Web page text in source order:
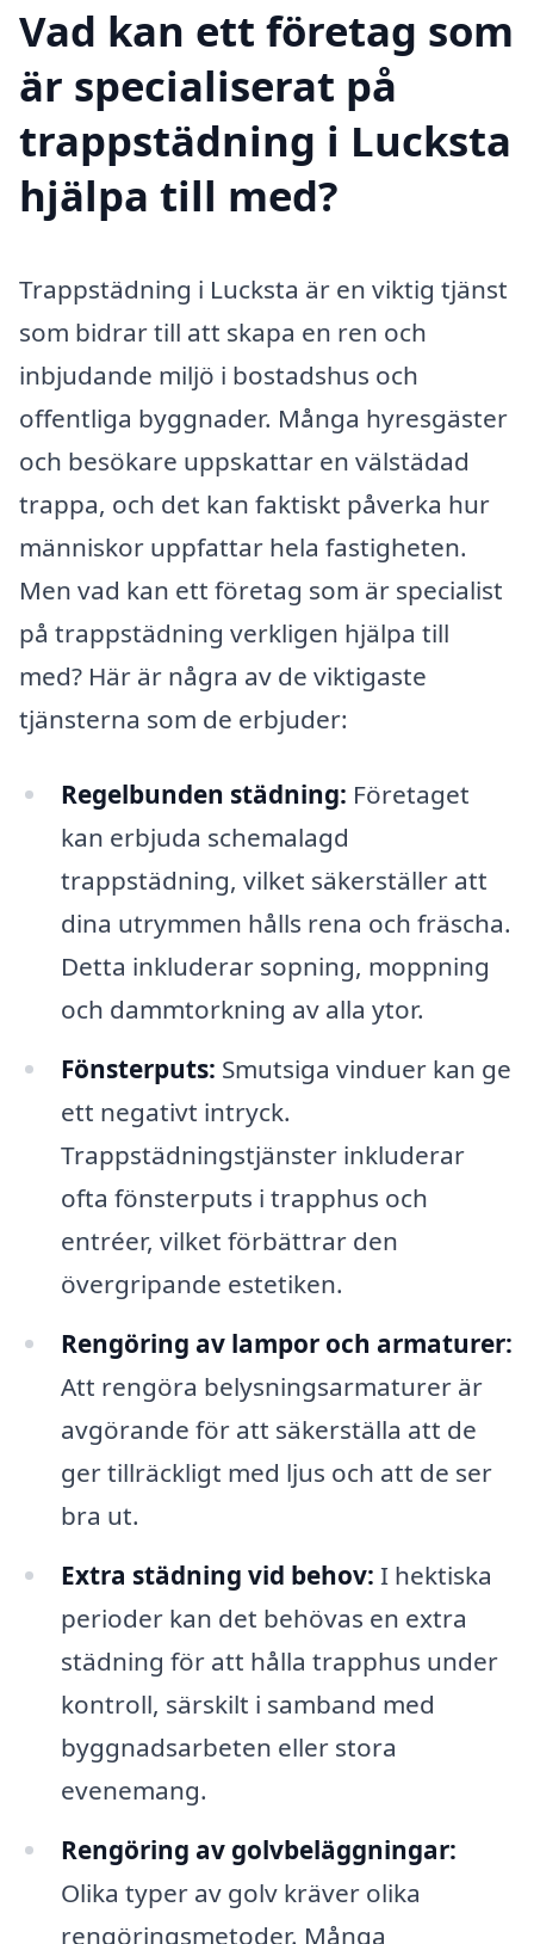
Vad kan ett företag som
är specialiserat på
trappstädning i Lucksta
hjälpa till med?
Trappstädning i Lucksta är en viktig tjänst
som bidrar till att skapa en ren och
inbjudande miljö i bostadshus och
offentliga byggnader. Många hyresgäster
och besökare uppskattar en välstädad
trappa, och det kan faktiskt påverka hur
människor uppfattar hela fastigheten.
Men vad kan ett företag som är specialist
på trappstädning verkligen hjälpa till
med? Här är några av de viktigaste
tjänsterna som de erbjuder:
Regelbunden städning: Företaget
kan erbjuda schemalagd
trappstädning, vilket säkerställer att
dina utrymmen hålls rena och fräscha.
Detta inkluderar sopning, moppning
och dammtorkning av alla ytor.
Fönsterputs: Smutsiga vinduer kan ge
ett negativt intryck.
Trappstädningstjänster inkluderar
ofta fönsterputs i trapphus och
entréer, vilket förbättrar den
övergripande estetiken.
Rengöring av lampor och armaturer:
Att rengöra belysningsarmaturer är
avgörande för att säkerställa att de
ger tillräckligt med ljus och att de ser
bra ut.
Extra städning vid behov: I hektiska
perioder kan det behövas en extra
städning för att hålla trapphus under
kontroll, särskilt i samband med
byggnadsarbeten eller stora
evenemang.
Rengöring av golvbeläggningar:
Olika typer av golv kräver olika
rengöringsmetoder. Många